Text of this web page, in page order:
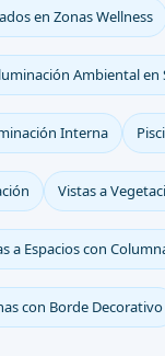
en Zonas Wellness
Ambiental en
Interna
Vistas a
a Espacios con
con Borde Decorativo